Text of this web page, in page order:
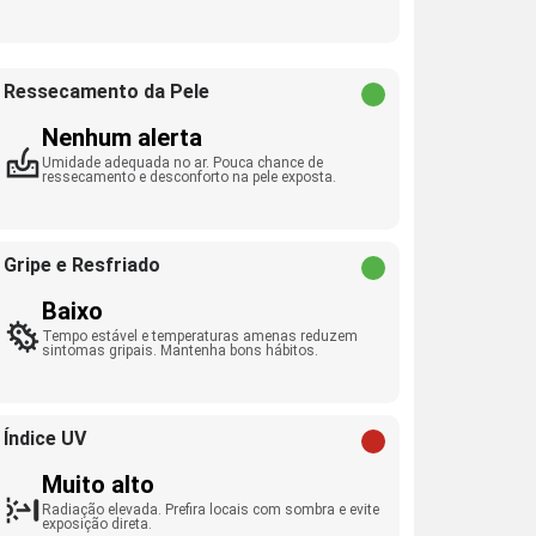
Ressecamento da Pele
Nenhum alerta
Umidade adequada no ar. Pouca chance de
ressecamento e desconforto na pele exposta.
Gripe e Resfriado
Baixo
Tempo estável e temperaturas amenas reduzem
sintomas gripais. Mantenha bons hábitos.
Índice UV
Muito alto
Radiação elevada. Prefira locais com sombra e evite
exposição direta.